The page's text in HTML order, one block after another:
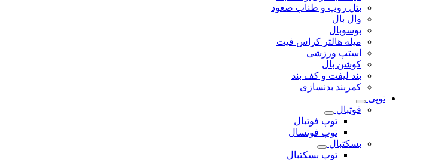
بتل روپ و طناب صعود
وال بال
بوسوبال
میله هالتر کراس فیت
استپ ورزشی
کوشن بال
بند لیفت و کف بند
کمربند بدنسازی
توپی
فوتبال
توپ فوتبال
توپ فوتسال
بسکتبال
توپ بسکتبال